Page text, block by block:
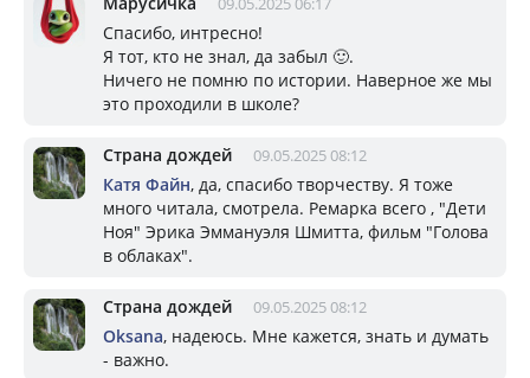
Спасибо, интресно!
Я тот, кто не знал, да забыл 🙂.
Ничего не помню по истории. Наверное же мы
это проходили в школе?
Страна дождей 09.05.2025 08:12
Катя Файн, да, спасибо творчеству. Я тоже
много читала, смотрела. Ремарка всего , "Дети
Ноя" Эрика Эммануэля Шмитта, фильм "Голова
в облаках".
Страна дождей 09.05.2025 08:12
Oksana, надеюсь. Мне кажется, знать и думать
- важно.